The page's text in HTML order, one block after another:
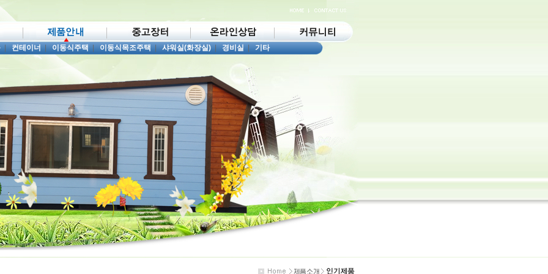
|컨테이너|이동식주택|이동식목조주택|샤워실(화장실)|경비실|기타